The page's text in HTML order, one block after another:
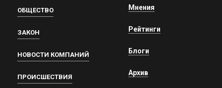
ОБЩЕСТВО
ЗАКОН
НОВОСТИ КОМПАНИЙ
ПРОИСШЕСТВИЯ
Мнения
Рейтинги
Блоги
Архив